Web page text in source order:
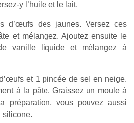
y l’huile et le lait.
d’œufs des jaunes. Versez ces
et mélangez. Ajoutez ensuite le
vanille liquide et mélangez à
et 1 pincée de sel en neige.
à la pâte. Graissez un moule à
préparation, vous pouvez aussi
silicone.